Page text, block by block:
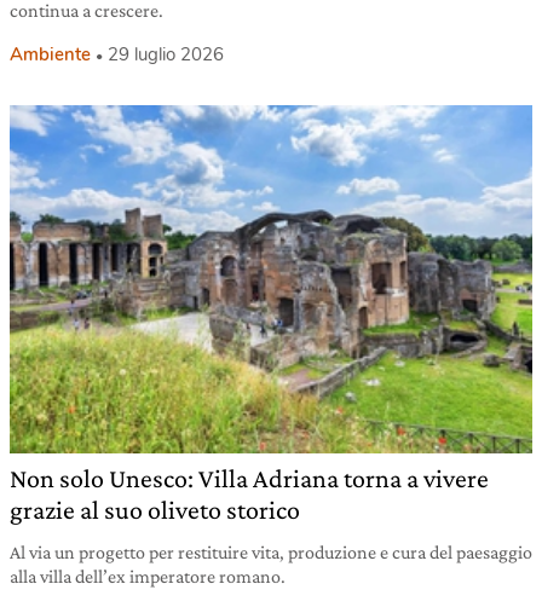
continua a crescere.
Ambiente 29 luglio 2026
Non solo Unesco: Villa Adriana torna a vivere
grazie al suo oliveto storico
Al via un progetto per restituire vita, produzione e cura del paesaggio
alla villa dell’ex imperatore romano.